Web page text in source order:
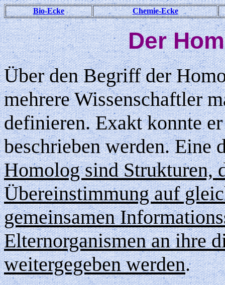
Bio-Ecke Chemie-Ecke
Der
Über den Begriff der
mehrere Wissenschaftler
definieren. Exakt konnte
beschrieben werden. Eine
Homolog sind Strukturen,
Übereinstimmung auf
gemeinsamen
Elternorganismen an ihre
weitergegeben werden.